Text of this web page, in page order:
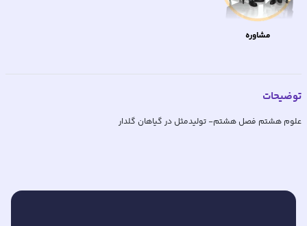
مشاوره
توضیحات
علوم هشتم فصل هشتم- تولیدمثل در گیاهان گلدار